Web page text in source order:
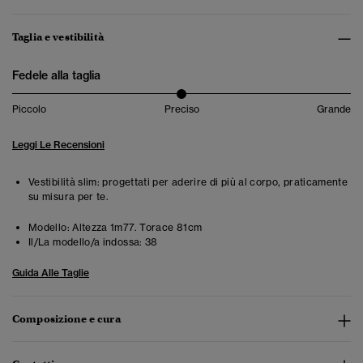
Taglia e vestibilità
Fedele alla taglia
Piccolo Preciso Grande
Leggi Le Recensioni
Vestibilità slim: progettati per aderire di più al corpo, praticamente
su misura per te.
Modello: Altezza 1m77. Torace 81cm
Il/La modello/a indossa: 38
Guida Alle Taglie
Composizione e cura